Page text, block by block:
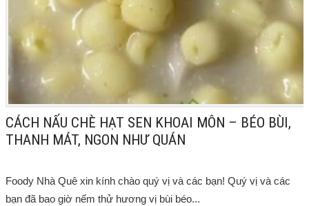
CÁCH NẤU CHÈ HẠT SEN KHOAI MÔN – BÉO BÙI,
THANH MÁT, NGON NHƯ QUÁN
Foody Nhà Quê xin kính chào quý vị và các bạn! Quý vị và các
bạn đã bao giờ nếm thử hương vị bùi béo...